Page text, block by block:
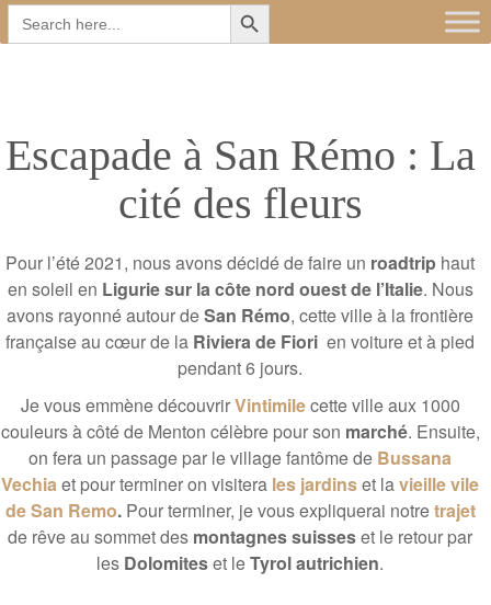
Search
for:
Main
menu
Skip
Escapade à San Rémo : La
cité des fleurs
Pour l’été 2021, nous avons décidé de faire un roadtrip haut
en soleil en Ligurie sur la côte nord ouest de l’Italie. Nous
avons rayonné autour deSan Rémo, cette ville à la frontière
française au cœur de la Riviera de Fiori en voiture et à pied
pendant 6 jours.
Je vous emmène découvrirVintimilecette ville aux 1000
couleurs à côté de Menton célèbre pour son marché. Ensuite,
on fera un passage par le village fantôme de Bussana
Vechiaet pour terminer on visitera les jardinset lavieille vile
de San Remo.Pour terminer, je vous expliquerai notretrajet
de rêve au sommet des montagnes suisseset le retour par
les Dolomiteset leTyrol autrichien.